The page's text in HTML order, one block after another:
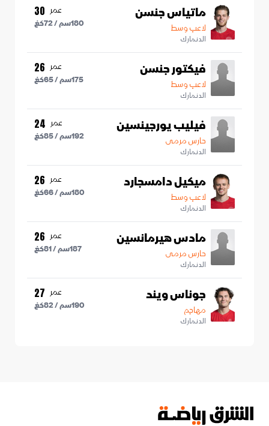
ماتياس جنسن
لاعب وسط
الدنمارك
عمر 30
180سم /72كغ
فيكتور جنسن
لاعب وسط
الدنمارك
عمر 26
175سم /65كغ
فيليب يورجينسين
حارس مرمى
الدنمارك
عمر 24
192سم /85كغ
ميكيل دامسجارد
لاعب وسط
الدنمارك
عمر 26
180سم /66كغ
مادس هيرمانسين
حارس مرمى
الدنمارك
عمر 26
187سم /81كغ
جوناس ويند
مهاجم
الدنمارك
عمر 27
190سم /82كغ